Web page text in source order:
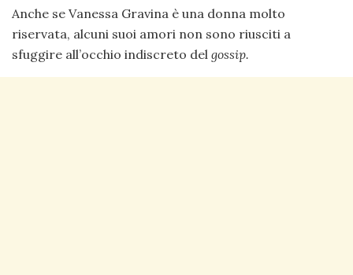
Anche se Vanessa Gravina è una donna molto
riservata, alcuni suoi amori non sono riusciti a
sfuggire all’occhio indiscreto del gossip.